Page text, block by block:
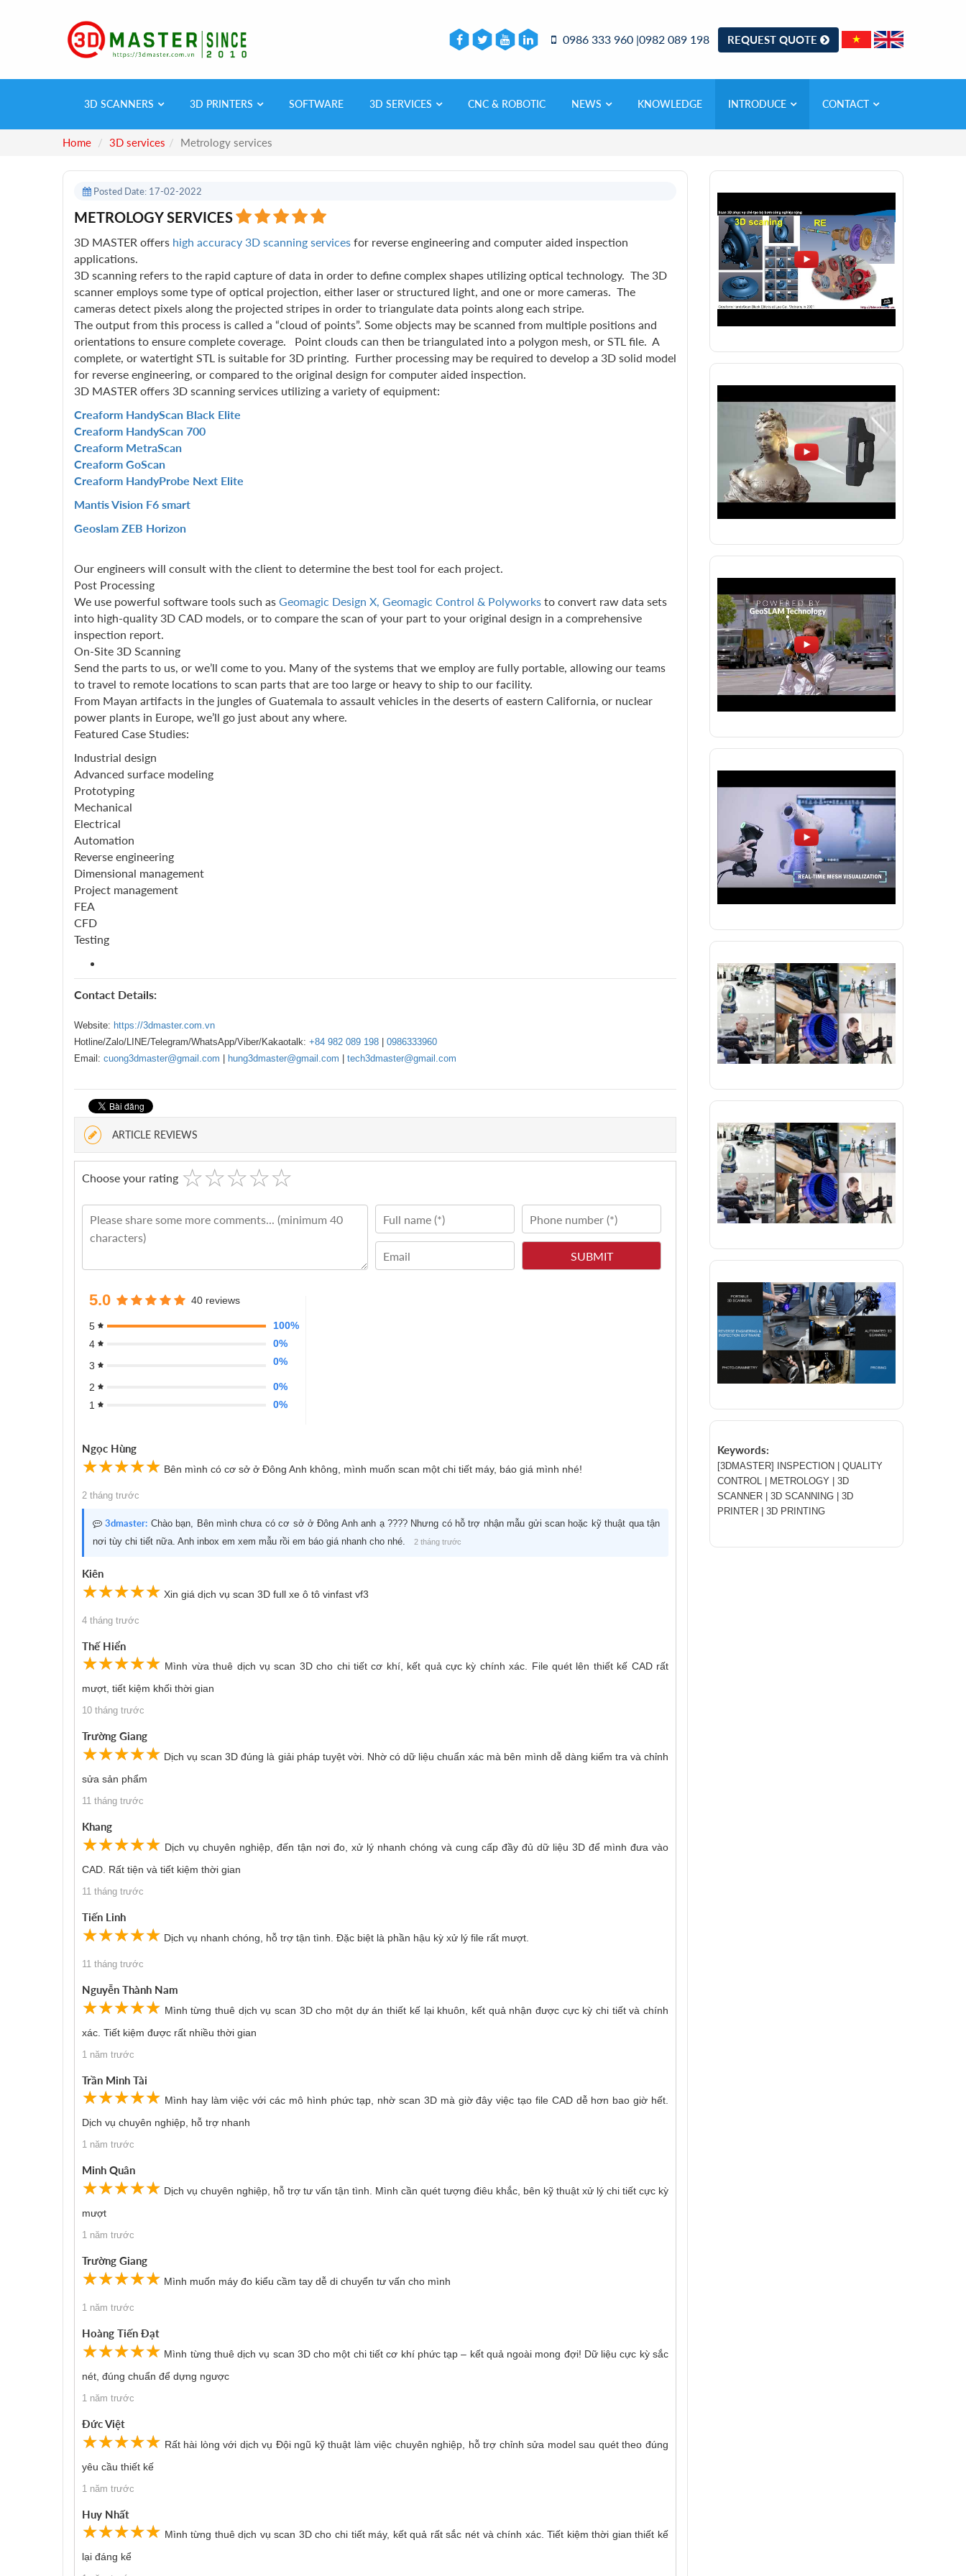
0986 333 960 |0982 089 198 REQUEST QUOTE
3D SCANNERS 3D PRINTERS SOFTWARE 3D SERVICES CNC & ROBOTIC NEWS KNOWLEDGE INTRODUCE CONTACT
Home 3D services Metrology services
Posted Date: 17-02-2022
METROLOGY SERVICES
3D MASTER offers high accuracy 3D scanning services for reverse engineering and computer aided inspection
applications.
3D scanning refers to the rapid capture of data in order to define complex shapes utilizing optical technology. The 3D
scanner employs some type of optical projection, either laser or structured light, and one or more cameras. The
cameras detect pixels along the projected stripes in order to triangulate data points along each stripe.
The output from this process is called a “cloud of points”. Some objects may be scanned from multiple positions and
orientations to ensure complete coverage. Point clouds can then be triangulated into a polygon mesh, or STL file. A
complete, or watertight STL is suitable for 3D printing. Further processing may be required to develop a 3D solid model
for reverse engineering, or compared to the original design for computer aided inspection.
3D MASTER offers 3D scanning services utilizing a variety of equipment:
Creaform HandyScan Black Elite
Creaform HandyScan 700
Creaform MetraScan
Creaform GoScan
Creaform HandyProbe Next Elite
Mantis Vision F6 smart
Geoslam ZEB Horizon
Our engineers will consult with the client to determine the best tool for each project.
Post Processing
We use powerful software tools such as Geomagic Design X, Geomagic Control & Polyworks to convert raw data sets
into high-quality 3D CAD models, or to compare the scan of your part to your original design in a comprehensive
inspection report.
On-Site 3D Scanning
Send the parts to us, or we’ll come to you. Many of the systems that we employ are fully portable, allowing our teams
to travel to remote locations to scan parts that are too large or heavy to ship to our facility.
From Mayan artifacts in the jungles of Guatemala to assault vehicles in the deserts of eastern California, or nuclear
power plants in Europe, we’ll go just about any­ where.
Featured Case Studies:
Industrial design
Advanced surface modeling
Prototyping
Mechanical
Electrical
Automation
Reverse engineering
Dimensional management
Project management
FEA
CFD
Testing
Contact Details:
Website: https://3dmaster.com.vn
Hotline/Zalo/LINE/Telegram/WhatsApp/Viber/Kakaotalk: +84 982 089 198
0986333960
Email: cuong3dmaster@gmail.com hung3dmaster@gmail.com tech3dmaster@gmail.com
ARTICLE REVIEWS
Choose your rating ☆☆☆☆☆
★★★★★
5.0 40 reviews
5
100%
4
0%
3
0%
2
0%
1
0%
Ngọc Hùng
☆☆☆☆☆
★★★★★ Bên mình có cơ sở ở Đông Anh không, mình muốn scan một chi tiết máy, báo giá mình nhé!
2 tháng trước
3dmaster: Chào bạn, Bên mình chưa có cơ sở ở Đông Anh anh ạ ???? Nhưng có hỗ trợ nhận mẫu gửi scan hoặc kỹ thuật qua tận
nơi tùy chi tiết nữa. Anh inbox em xem mẫu rồi em báo giá nhanh cho nhé.
2 tháng trước
Kiên
☆☆☆☆☆
★★★★★ Xin giá dịch vụ scan 3D full xe ô tô vinfast vf3
4 tháng trước
Thế Hiển
☆☆☆☆☆
★★★★★ Mình vừa thuê dịch vụ scan 3D cho chi tiết cơ khí, kết quả cực kỳ chính xác. File quét lên thiết kế CAD rất
mượt, tiết kiệm khối thời gian
10 tháng trước
Trường Giang
☆☆☆☆☆
★★★★★ Dịch vụ scan 3D đúng là giải pháp tuyệt vời. Nhờ có dữ liệu chuẩn xác mà bên mình dễ dàng kiểm tra và chỉnh
sửa sản phẩm
11 tháng trước
Khang
☆☆☆☆☆
★★★★★ Dịch vụ chuyên nghiệp, đến tận nơi đo, xử lý nhanh chóng và cung cấp đầy đủ dữ liệu 3D để mình đưa vào
CAD. Rất tiện và tiết kiệm thời gian
11 tháng trước
Tiến Linh
☆☆☆☆☆
★★★★★ Dịch vụ nhanh chóng, hỗ trợ tận tình. Đặc biệt là phần hậu kỳ xử lý file rất mượt.
11 tháng trước
Nguyễn Thành Nam
☆☆☆☆☆
★★★★★ Mình từng thuê dịch vụ scan 3D cho một dự án thiết kế lại khuôn, kết quả nhận được cực kỳ chi tiết và chính
xác. Tiết kiệm được rất nhiều thời gian
1 năm trước
Trần Minh Tài
☆☆☆☆☆
★★★★★ Mình hay làm việc với các mô hình phức tạp, nhờ scan 3D mà giờ đây việc tạo file CAD dễ hơn bao giờ hết.
Dịch vụ chuyên nghiệp, hỗ trợ nhanh
1 năm trước
Minh Quân
☆☆☆☆☆
★★★★★ Dịch vụ chuyên nghiệp, hỗ trợ tư vấn tận tình. Mình cần quét tượng điêu khắc, bên kỹ thuật xử lý chi tiết cực kỳ
mượt
1 năm trước
Trường Giang
☆☆☆☆☆
★★★★★ Mình muốn máy đo kiểu cầm tay dễ di chuyển tư vấn cho mình
1 năm trước
Hoàng Tiến Đạt
☆☆☆☆☆
★★★★★ Mình từng thuê dịch vụ scan 3D cho một chi tiết cơ khí phức tạp – kết quả ngoài mong đợi! Dữ liệu cực kỳ sắc
nét, đúng chuẩn để dựng ngược
1 năm trước
Đức Việt
☆☆☆☆☆
★★★★★ Rất hài lòng với dịch vụ Đội ngũ kỹ thuật làm việc chuyên nghiệp, hỗ trợ chỉnh sửa model sau quét theo đúng
yêu cầu thiết kế
1 năm trước
Huy Nhất
☆☆☆☆☆
★★★★★ Mình từng thuê dịch vụ scan 3D cho chi tiết máy, kết quả rất sắc nét và chính xác. Tiết kiệm thời gian thiết kế
lại đáng kể
Keywords:
[3DMASTER] INSPECTION | QUALITY
CONTROL | METROLOGY | 3D
SCANNER | 3D SCANNING | 3D
PRINTER | 3D PRINTING